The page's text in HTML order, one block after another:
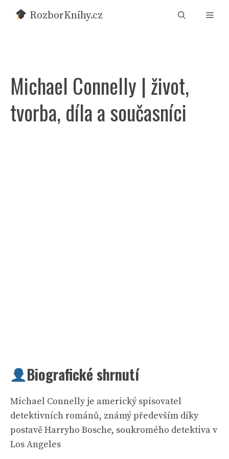
Přeskočit
RozborKnihy.cz
Michael Connelly | život,
tvorba, díla a současníci
Biografické shrnutí
Michael Connelly je americký spisovatel
detektivních románů, známý především díky
postavě Harryho Bosche, soukromého detektiva v
Los Angeles